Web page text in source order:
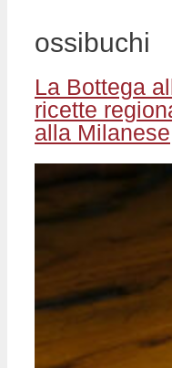
ossibuchi
La Bottega
ricette
alla Milanese